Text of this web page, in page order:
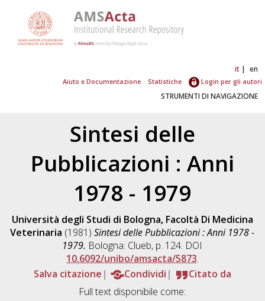
it en
Aiuto e Documentazione Statistiche Login per gli autori
STRUMENTI DI NAVIGAZIONE
Sintesi delle
Pubblicazioni : Anni
1978 - 1979
Università degli Studi di Bologna, Facoltà Di Medicina
Veterinaria (1981)Sintesi delle Pubblicazioni : Anni 1978 -
1979. Bologna: Clueb, p. 124. DOI
10.6092/unibo/amsacta/5873.
Salva citazione
Condividi
Citato da
Full text disponibile come: